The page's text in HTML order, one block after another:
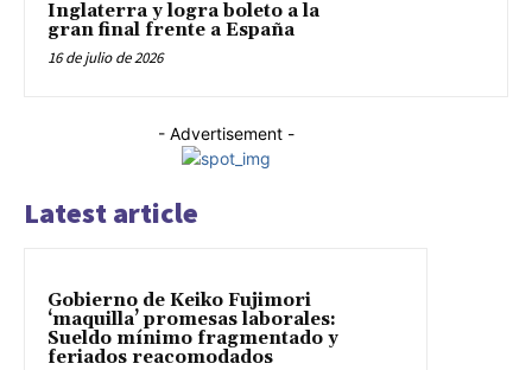
Inglaterra y logra boleto a la
gran final frente a España
16 de julio de 2026
- Advertisement -
Latest article
Gobierno de Keiko Fujimori
‘maquilla’ promesas laborales:
Sueldo mínimo fragmentado y
feriados reacomodados